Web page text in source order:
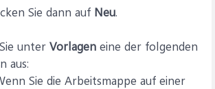
Sie dann auf Neu.
unter Vorlagen eine der folgenden
aus:
Sie die Arbeitsmappe auf einer